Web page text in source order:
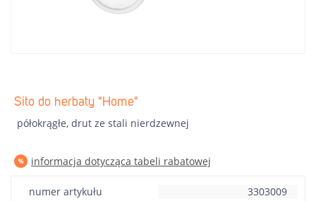
Sito do herbaty "Home"
półokrągłe, drut ze stali nierdzewnej
informacja dotycząca tabeli rabatowej
numer artykułu
3303009